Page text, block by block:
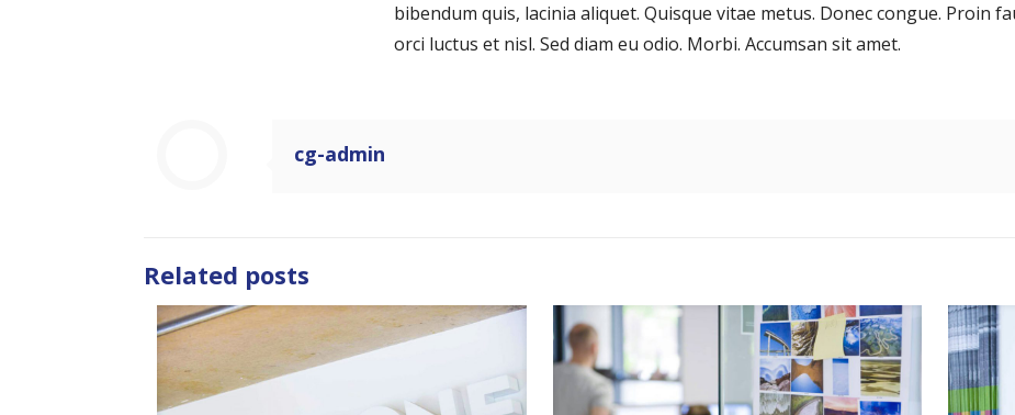
bibendum quis, lacinia aliquet. Quisque vitae metus. Donec congue. Proin
orci luctus et nisl. Sed diam eu odio. Morbi. Accumsan sit amet.
cg-admin
Related posts